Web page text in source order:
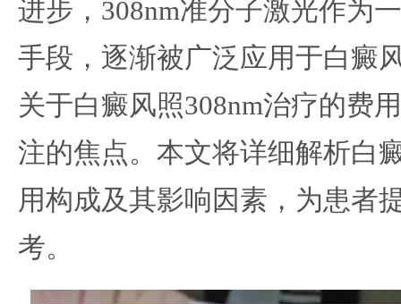
进步，308nm准分子激光作为
手段，逐渐被广泛应用于白癜
关于白癜风照308nm治疗的费
注的焦点。本文将详细解析白
用构成及其影响因素，为患者
考。